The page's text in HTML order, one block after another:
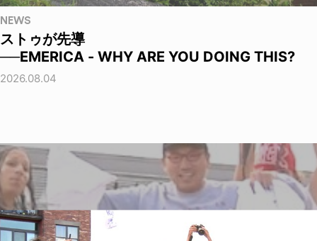
NEWS
ストゥが先導
──EMERICA - WHY ARE YOU DOING THIS?
2026.08.04